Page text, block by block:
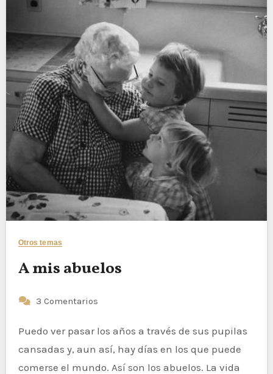
Otros temas
A mis abuelos
3 Comentarios
Puedo ver pasar los años a través de sus pupilas
cansadas y, aun así, hay días en los que puede
comerse el mundo. Así son los abuelos. La vida